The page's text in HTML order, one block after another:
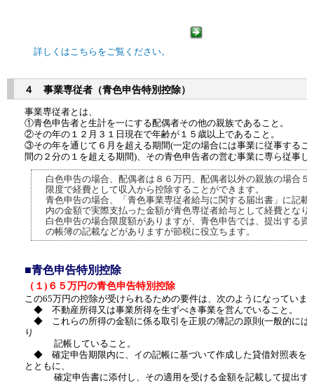
詳しくはこちらをご覧ください。
４ 事業専従者（青色申告特別控除）
事業専従者とは、
①青色申告者と生計を一にする配偶者その他の親族であること。
②その年の１２月３１日現在で年齢が１５歳以上であること。
③その年を通じて６月を超える期間(一定の場合には事業に従事するこ
間の２分の１を超える期間)、その青色申告者の営む事業に専ら従事し
白色申告の場合、配偶者は８６万円、配偶者以外の親族の場合５
限度で経費として収入から控除することができます。
青色申告の場合、「青色事業専従者給与に関する届出書」に記載
内の金額で実際支払った金額が青色専従者給与として経費となり
白色申告の場合限度額がありますが、青色申告では、提出する資
の帳簿の記載などがありますが節税に役立ちます。
■青色申告特別控除
（１)６５万円の青色申告特別控除
この65万円の控除が受けられるための要件は、次のようになっていま
◆ 不動産所得又は事業所得を生ずべき事業を営んでいること。
◆ これらの所得の金額に係る取引を正規の簿記の原則(一般的には
り
記帳していること。
◆ 確定申告期限内に、イの記帳に基づいて作成した貸借対照表を
とともに、
確定申告書に添付し、その適用を受ける金額を記載して提出す